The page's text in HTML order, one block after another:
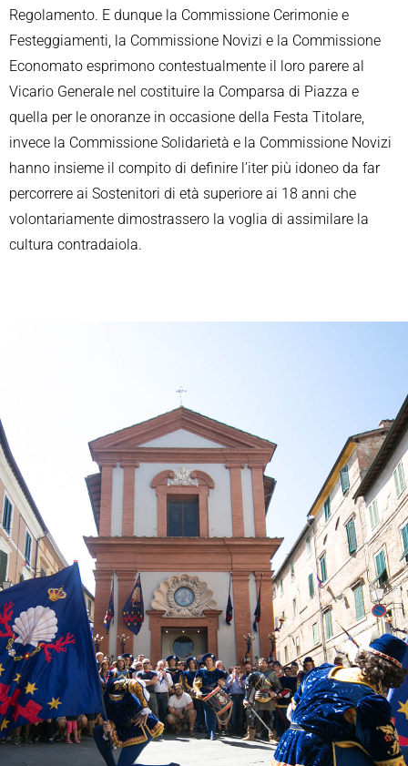
Regolamento. E dunque la Commissione Cerimonie e
Festeggiamenti, la Commissione Novizi e la Commissione
Economato esprimono contestualmente il loro parere al
Vicario Generale nel costituire la Comparsa di Piazza e
quella per le onoranze in occasione della Festa Titolare,
invece la Commissione Solidarietà e la Commissione Novizi
hanno insieme il compito di definire l’iter più idoneo da far
percorrere ai Sostenitori di età superiore ai 18 anni che
volontariamente dimostrassero la voglia di assimilare la
cultura contradaiola.